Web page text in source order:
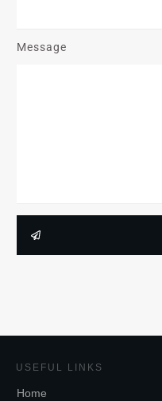
Message
USEFUL LINKS
Home